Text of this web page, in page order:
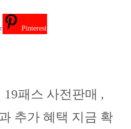
Pinterest
19패스 사전판매 ,
추가 혜택 지금 확